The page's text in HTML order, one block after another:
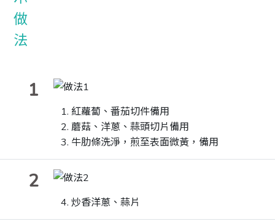
1
1. 紅蘿蔔、番茄切件備用
2. 蘑菇、洋蔥、蒜頭切片備用
3. 牛肋條洗淨，煎至表面微黃，備用
2
4. 炒香洋蔥、蒜片